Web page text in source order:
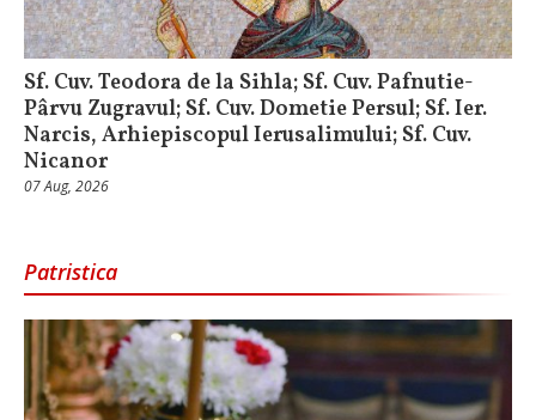
Sf. Cuv. Teodora de la Sihla; Sf. Cuv. Pafnutie-
Pârvu Zugravul; Sf. Cuv. Dometie Persul; Sf. Ier.
Narcis, Arhiepiscopul Ierusalimului; Sf. Cuv.
Nicanor
07 Aug, 2026
Patristica